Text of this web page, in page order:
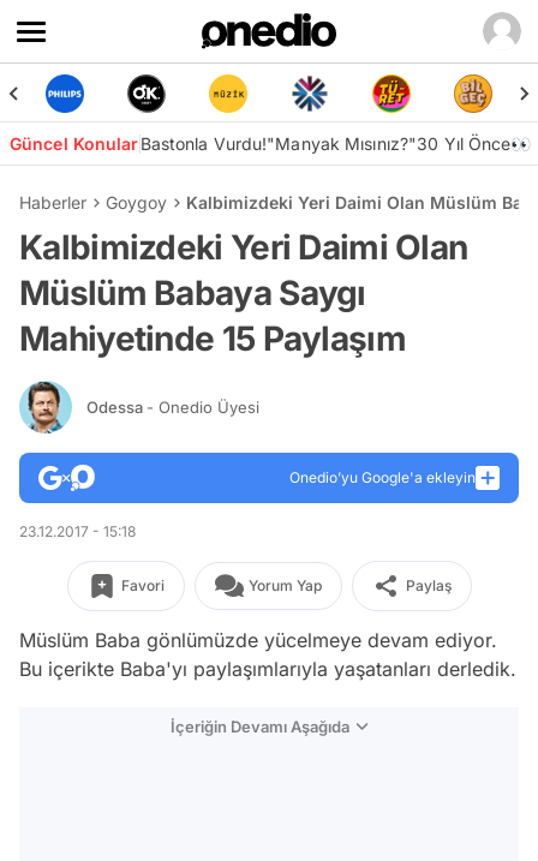
Güncel KonularBastonla Vurdu!"Manyak Mısınız?"30 Yıl Önce👀
Haberler Goygoy Kalbimizdeki Yeri Daimi Olan Müslüm
Kalbimizdeki Yeri Daimi Olan
Müslüm Babaya Saygı
Mahiyetinde 15 Paylaşım
Odessa - Onedio Üyesi
Onedio’yu Google'a ekleyin
23.12.2017 - 15:18
Favori Yorum Yap Paylaş
Müslüm Baba gönlümüzde yücelmeye devam ediyor.
Bu içerikte Baba'yı paylaşımlarıyla yaşatanları derledik.
İçeriğin Devamı Aşağıda